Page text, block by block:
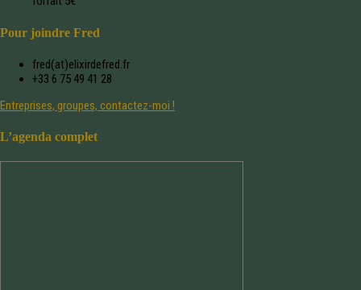
Pour joindre Fred
fred(at)elixirdefred.fr
+33 6 75 49 41 28
Entreprises, groupes, contactez-moi !
L’agenda complet